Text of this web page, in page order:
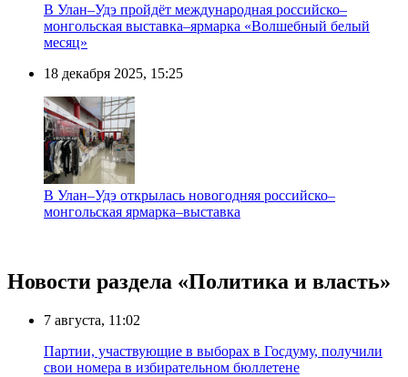
В Улан–Удэ пройдёт международная российско–
монгольская выставка–ярмарка «Волшебный белый
месяц»
18 декабря 2025, 15:25
В Улан–Удэ открылась новогодняя российско–
монгольская ярмарка–выставка
Новости раздела «Политика и власть»
7 августа, 11:02
Партии, участвующие в выборах в Госдуму, получили
свои номера в избирательном бюллетене